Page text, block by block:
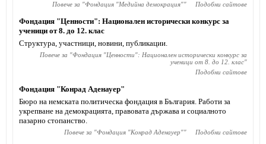
Повече за "Фондация "Медийна демокрация"" Подобни сайтове
Фондация "Ценности": Национален исторически конкурс за
ученици от 8. до 12. клас
Структура, участници, новини, публикации.
Повече за "Фондация "Ценности": Национален исторически конкурс за
ученици от 8. до 12. клас"
Подобни сайтове
Фондация "Конрад Аденауер"
Бюро на немската политическа фондация в България. Работи за
укрепване на демокрацията, правовата държава и социалното
пазарно стопанство.
Повече за "Фондация "Конрад Аденауер"" Подобни сайтове